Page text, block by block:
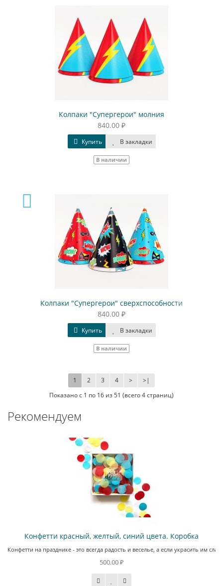
Колпаки "Супергерои" молния
840.00 ₽
Купить В закладки
В наличии
Колпаки "Супергерои" сверхспособности
840.00 ₽
Купить В закладки
В наличии
1 2 3 4 > >|
Показано с 1 по 16 из 51 (всего 4 страниц)
Рекомендуем
Конфетти красный, желтый, синий цвета. Коробка
Конфетти на празднике - это всегда радость и веселье, а если украсить им
500.00 ₽